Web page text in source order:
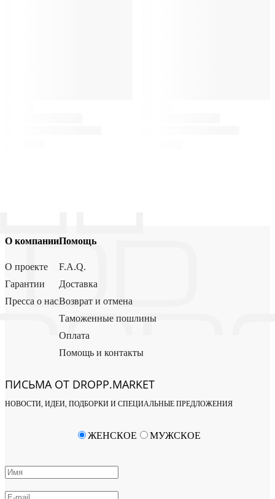
О компании
О проекте
Гарантии
Пресса о нас
Помощь
F.A.Q.
Доставка
Возврат и отмена
Таможенные пошлины
Оплата
Помощь и контакты
ПИСЬМА ОТ DROPP.MARKET
НОВОСТИ, ИДЕИ, ПОДБОРКИ И СПЕЦИАЛЬНЫЕ ПРЕДЛОЖЕНИЯ
ЖЕНСКОЕ МУЖСКОЕ